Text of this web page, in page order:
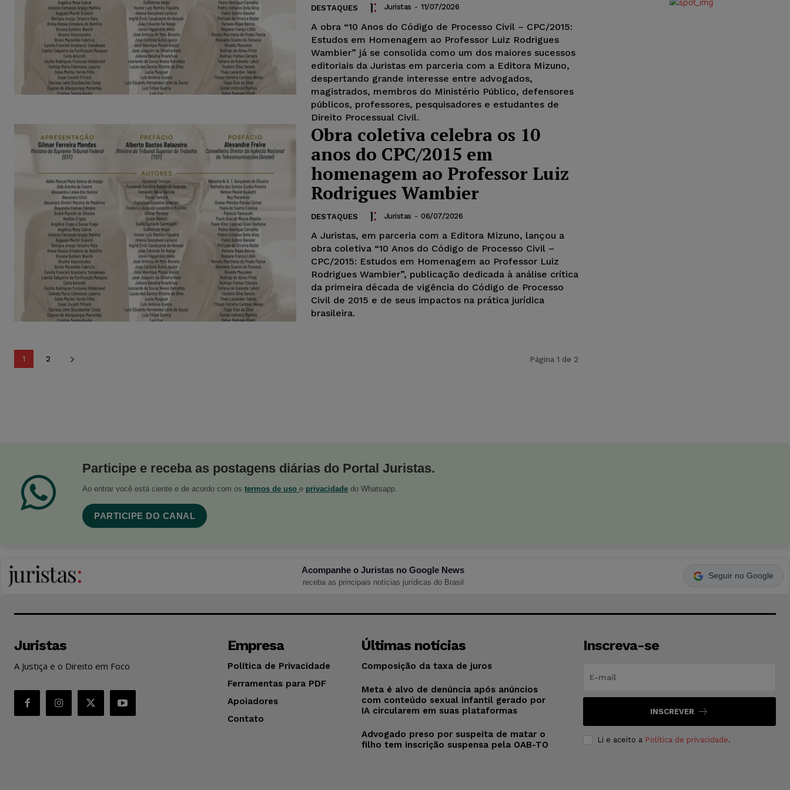
DESTAQUES Juristas - 11/07/2026
A obra “10 Anos do Código de Processo Civil – CPC/2015:
Estudos em Homenagem ao Professor Luiz Rodrigues
Wambier” já se consolida como um dos maiores sucessos
editoriais da Juristas em parceria com a Editora Mizuno,
despertando grande interesse entre advogados,
magistrados, membros do Ministério Público, defensores
públicos, professores, pesquisadores e estudantes de
Direito Processual Civil.
Obra coletiva celebra os 10
anos do CPC/2015 em
homenagem ao Professor Luiz
Rodrigues Wambier
DESTAQUES Juristas - 06/07/2026
A Juristas, em parceria com a Editora Mizuno, lançou a
obra coletiva “10 Anos do Código de Processo Civil –
CPC/2015: Estudos em Homenagem ao Professor Luiz
Rodrigues Wambier”, publicação dedicada à análise crítica
da primeira década de vigência do Código de Processo
Civil de 2015 e de seus impactos na prática jurídica
brasileira.
1 2 Página 1 de 2
Participe e receba as postagens diárias do Portal Juristas.
Ao entrar você está ciente e de acordo com os termos de uso e privacidade do Whatsapp.
PARTICIPE DO CANAL
Acompanhe o Juristas no Google News
receba as principais notícias jurídicas do Brasil
Seguir no Google
Juristas
A Justiça e o Direito em Foco
Empresa
Política de Privacidade
Ferramentas para PDF
Apoiadores
Contato
Últimas notícias
Composição da taxa de juros
Meta é alvo de denúncia após anúncios
com conteúdo sexual infantil gerado por
IA circularem em suas plataformas
Advogado preso por suspeita de matar o
filho tem inscrição suspensa pela OAB-TO
Inscreva-se
INSCREVER
Li e aceito a Política de privacidade.